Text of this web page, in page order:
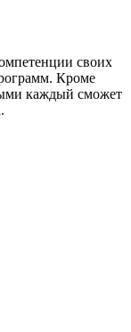
своих
Кроме
каждый сможет